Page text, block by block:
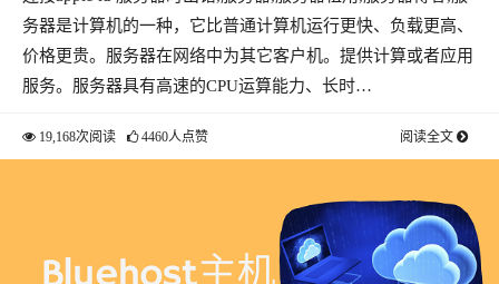
务器是计算机的一种，它比普通计算机运行更快、负载更高、
价格更贵。服务器在网络中为其它客户机。提供计算或者应用
服务。服务器具有高速的CPU运算能力、长时…
19,168次阅读 4460人点赞 阅读全文